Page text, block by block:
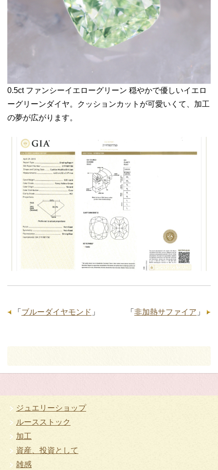
0.5ct ファンシーイエローグリーン 穏やかで優しいイエロ
ーグリーンダイヤ。クッションカットが可愛いくて、加工
の夢が広がります。
「 非加熱サファイア 」
「 ブルーダイヤモンド 」
ジュエリーショップ
ルースストック
加工
資産、投資として
雑感